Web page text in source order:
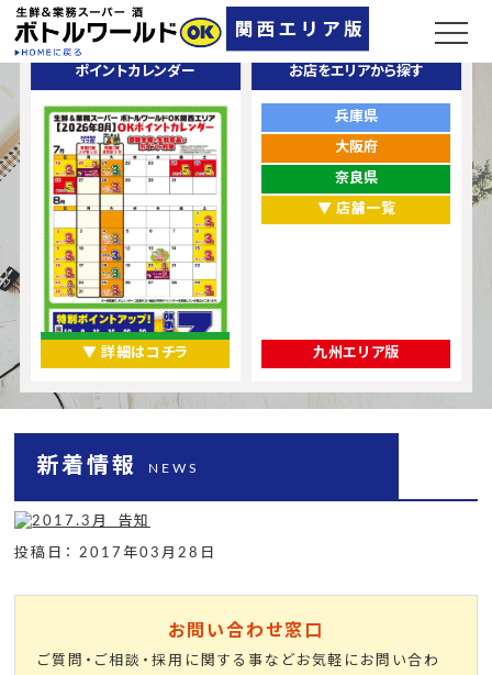
ポイントカレンダー
▼ 詳細はコチラ
お店をエリアから探す
兵庫県
大阪府
奈良県
▼ 店舗一覧
九州エリア版
新着情報 NEWS
投稿日： 2017年03月28日
お問い合わせ窓口
ご質問・ご相談・採用に関する事などお気軽にお問い合わ